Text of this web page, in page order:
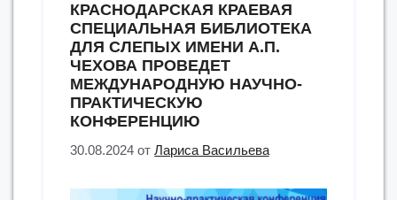
КРАСНОДАРСКАЯ КРАЕВАЯ
СПЕЦИАЛЬНАЯ БИБЛИОТЕКА
ДЛЯ СЛЕПЫХ ИМЕНИ А.П.
ЧЕХОВА ПРОВЕДЕТ
МЕЖДУНАРОДНУЮ НАУЧНО-
ПРАКТИЧЕСКУЮ
КОНФЕРЕНЦИЮ
30.08.2024 отЛариса Васильева